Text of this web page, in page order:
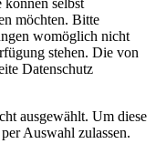
möchten. Bitte
womöglich nicht
stehen. Die von
Datenschutz
ausgewählt. Um diese
Auswahl zulassen.